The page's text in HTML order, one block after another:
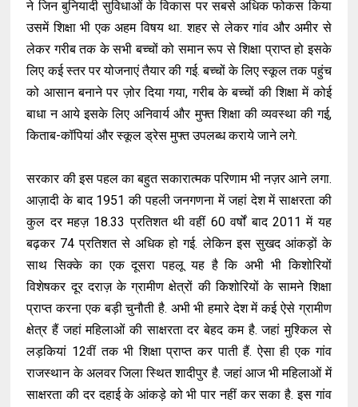
ने जिन बुनियादी सुविधाओं के विकास पर सबसे अधिक फोकस किया
उसमें शिक्षा भी एक अहम विषय था. शहर से लेकर गांव और अमीर से
लेकर गरीब तक के सभी बच्चों को समान रूप से शिक्षा प्राप्त हो इसके
लिए कई स्तर पर योजनाएं तैयार की गई. बच्चों के लिए स्कूल तक पहुंच
को आसान बनाने पर ज़ोर दिया गया, गरीब के बच्चों की शिक्षा में कोई
बाधा न आये इसके लिए अनिवार्य और मुफ्त शिक्षा की व्यवस्था की गई,
किताब-कॉपियां और स्कूल ड्रेस मुफ्त उपलब्ध कराये जाने लगे.
सरकार की इस पहल का बहुत सकारात्मक परिणाम भी नज़र आने लगा.
आज़ादी के बाद 1951 की पहली जनगणना में जहां देश में साक्षरता की
कुल दर महज़ 18.33 प्रतिशत थी वहीं 60 वर्षों बाद 2011 में यह
बढ़कर 74 प्रतिशत से अधिक हो गई. लेकिन इस सुखद आंकड़ों के
साथ सिक्के का एक दूसरा पहलू यह है कि अभी भी किशोरियों
विशेषकर दूर दराज़ के ग्रामीण क्षेत्रों की किशोरियों के सामने शिक्षा
प्राप्त करना एक बड़ी चुनौती है. अभी भी हमारे देश में कई ऐसे ग्रामीण
क्षेत्र हैं जहां महिलाओं की साक्षरता दर बेहद कम है. जहां मुश्किल से
लड़कियां 12वीं तक भी शिक्षा प्राप्त कर पाती हैं. ऐसा ही एक गांव
राजस्थान के अलवर जिला स्थित शादीपुर है. जहां आज भी महिलाओं में
साक्षरता की दर दहाई के आंकड़े को भी पार नहीं कर सका है. इस गांव